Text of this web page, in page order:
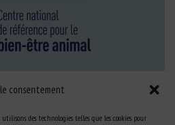
consentement
des technologies telles que les cookies pour
connaître
FAQ